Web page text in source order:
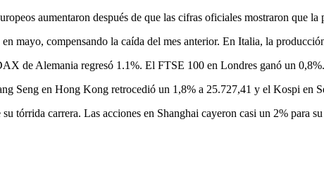
aumentaron después de que las cifras oficiales mostraron que
mayo, compensando la caída del mes anterior. En Italia, la
de Alemania regresó 1.1%. El FTSE 100 en Londres ganó un 0,8%.
Seng en Hong Kong retrocedió un 1,8% a 25.727,41 y el Kospi en
tórrida carrera. Las acciones en Shanghai cayeron casi un 2% para